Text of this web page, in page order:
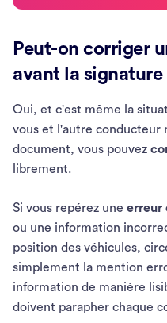
Peut-on corriger
avant la signature
Oui, et c'est même la
vous et l'autre conducteur
document, vous pouvez
librement.
Si vous repérez une erreur
ou une information
position des véhicules,
simplement la mention
information de manière
doivent parapher chaque